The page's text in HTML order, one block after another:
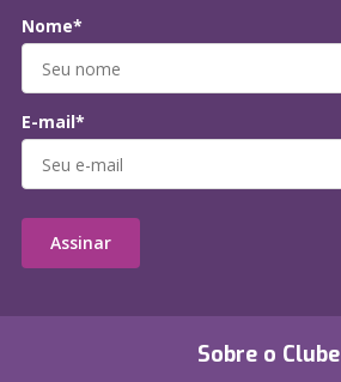
Sobre o Clube
Nome*
E-mail*
Assinar